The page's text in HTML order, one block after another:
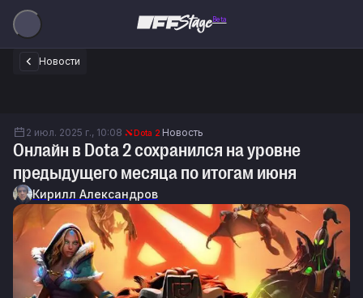
Beta
Новости
2 июл. 2025 г., 10:08 Dota 2 Новость
Онлайн в Dota 2 сохранился на уровне
предыдущего месяца по итогам июня
Кирилл Александров